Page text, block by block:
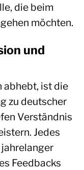
die beim
möchten.
und
abhebt, ist die
zu deutscher
Verständnis
Jedes
Feedbacks